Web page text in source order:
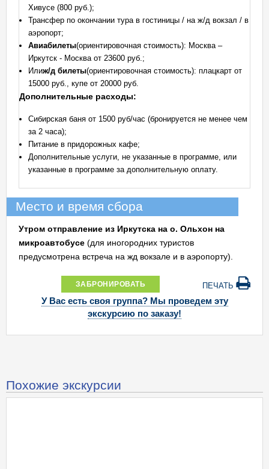
Хивусе (800 руб.);
Трансфер по окончании тура в гостиницы / на ж/д вокзал / в
аэропорт;
Авиабилеты(ориентировочная стоимость): Москва –
Иркутск - Москва от 23600 руб.;
Илиж/д билеты(ориентировочная стоимость): плацкарт от
15000 руб., купе от 20000 руб.
Дополнительные расходы:
Сибирская баня от 1500 руб/час (бронируется не менее чем
за 2 часа);
Питание в придорожных кафе;
Дополнительные услуги, не указанные в программе, или
указанные в программе за дополнительную оплату.
Место и время сбора
Утром отправление из Иркутска на о. Ольхон на
микроавтобусе (для иногородних туристов
предусмотрена встреча на жд вокзале и в аэропорту).
ЗАБРОНИРОВАТЬ ПЕЧАТЬ
У Вас есть своя группа? Мы проведем эту
экскурсию по заказу!
Похожие экскурсии